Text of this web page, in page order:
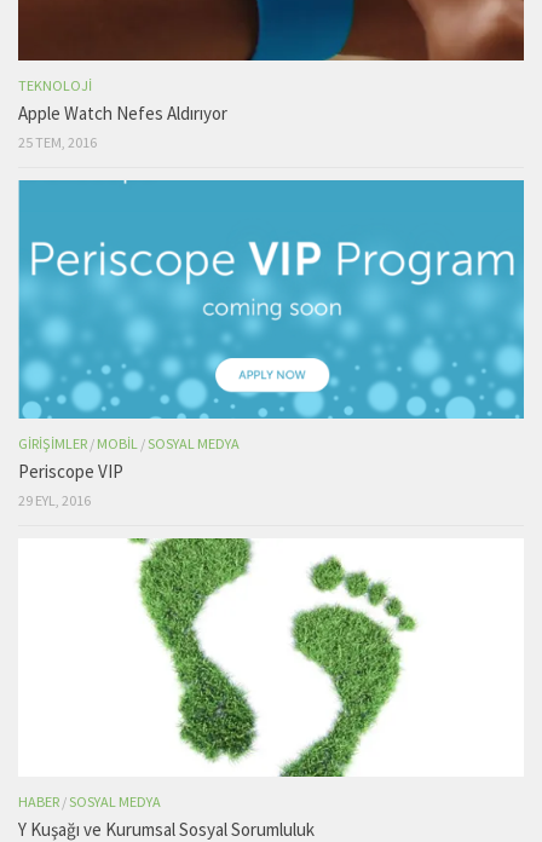
TEKNOLOJI
Apple Watch Nefes Aldırıyor
25 TEM, 2016
GIRIŞIMLER / MOBIL /SOSYAL MEDYA
Periscope VIP
29 EYL, 2016
HABER /SOSYAL MEDYA
Y Kuşağı ve Kurumsal Sosyal Sorumluluk